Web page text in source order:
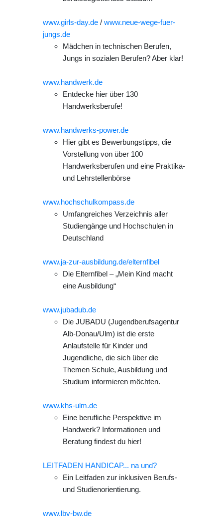
www.girls-day.de/ www.neue-wege-fuer-
jungs.de
Mädchen in technischen Berufen,
Jungs in sozialen Berufen? Aber klar!
www.handwerk.de
Entdecke hier über 130
Handwerksberufe!
www.handwerks-power.de
Hier gibt es Bewerbungstipps, die
Vorstellung von über 100
Handwerksberufen und eine Praktika-
und Lehrstellenbörse
www.hochschulkompass.de
Umfangreiches Verzeichnis aller
Studiengänge und Hochschulen in
Deutschland
www.ja-zur-ausbildung.de/elternfibel
Die Elternfibel – „Mein Kind macht
eine Ausbildung“
www.jubadub.de
Die JUBADU (Jugendberufsagentur
Alb-Donau/Ulm) ist die erste
Anlaufstelle für Kinder und
Jugendliche, die sich über die
Themen Schule, Ausbildung und
Studium informieren möchten.
www.khs-ulm.de
Eine berufliche Perspektive im
Handwerk? Informationen und
Beratung findest du hier!
LEITFADEN HANDICAP... na und?
Ein Leitfaden zur inklusiven Berufs-
und Studienorientierung.
www.lbv-bw.de